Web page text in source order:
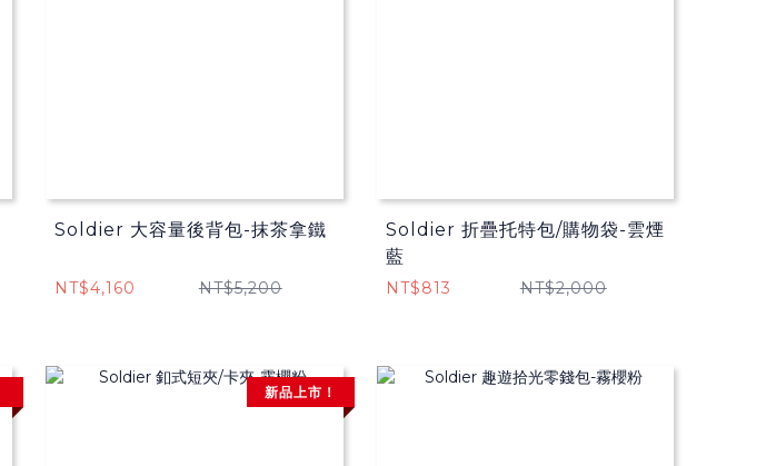
Soldier 大容量後背包-抹茶拿鐵
NT$4,160 NT$5,200
Soldier 折疊托特包/購物袋​-雲煙
藍
NT$813 NT$2,000
新品上市！